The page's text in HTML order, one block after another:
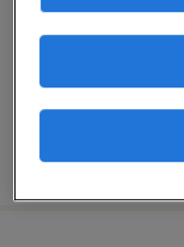
vaga postada